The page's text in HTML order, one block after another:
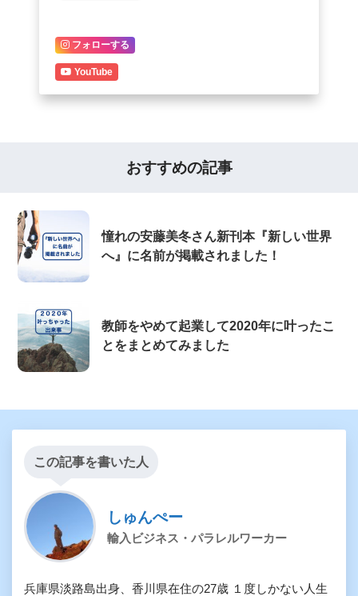
フォローする
YouTube
おすすめの記事
憧れの安藤美冬さん新刊本『新しい世界
へ』に名前が掲載されました！
教師をやめて起業して2020年に叶ったこ
とをまとめてみました
この記事を書いた人
しゅんぺー
輸入ビジネス・パラレルワーカー
兵庫県淡路島出身、香川県在住の27歳 １度しかない人生